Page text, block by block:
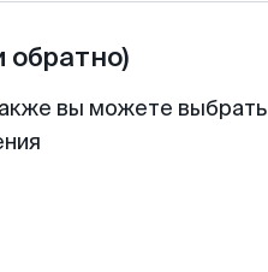
обратно)
вы можете выбрать